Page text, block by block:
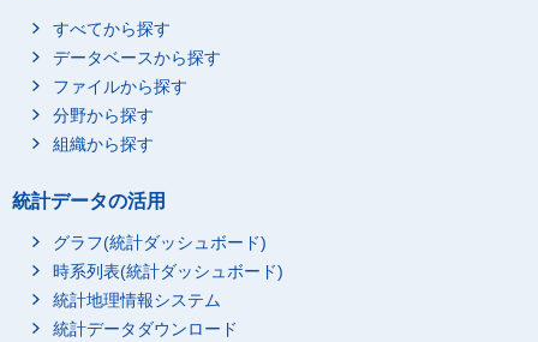
すべてから探す
データベースから探す
ファイルから探す
分野から探す
組織から探す
統計データの活用
グラフ(統計ダッシュボード)
時系列表(統計ダッシュボード)
統計地理情報システム
統計データダウンロード